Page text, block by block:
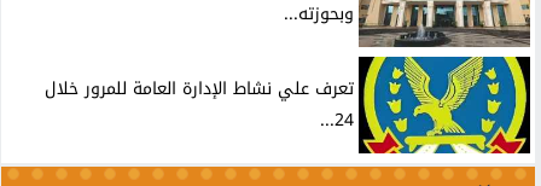
وبحوزته...
تعرف علي نشاط الإدارة العامة للمرور خلال
24...